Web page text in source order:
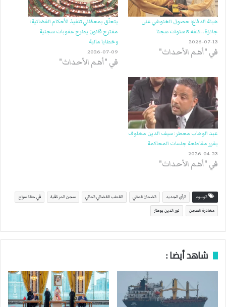
هيئة الدفاع: حصول الغنوشي على
جائزة.. كلفه 5 سنوات سجنا
2026-07-13
في "أهم الأحداث"
يتعلّق بمعطّلي تنفيذ الأحكام القضائية:
مقترح قانون يطرح عقوبات سجنية
وخطايا مالية
2026-07-09
في "أهم الأحداث"
عبد الوهاب معطر: سيف الدين مخلوف
يقرر مقاطعة جلسات المحاكمة
2026-04-23
في "أهم الأحداث"
الوسوم الرأي الجديد الضمان المالي القطب القضائي المالي سجن المرناقية في حالة سراح
مغادرة السجن نور الدين بوطار
شاهد أيضا :